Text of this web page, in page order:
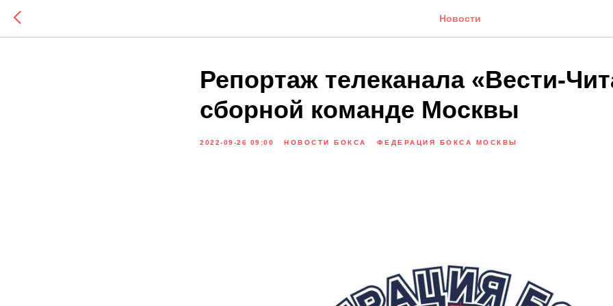
Новости
Репортаж телеканала «Вести-
сборной команде Москвы
2022-09-26 09:00 НОВОСТИ БОКСА ФЕДЕРАЦИЯ БОКСА МОСКВЫ